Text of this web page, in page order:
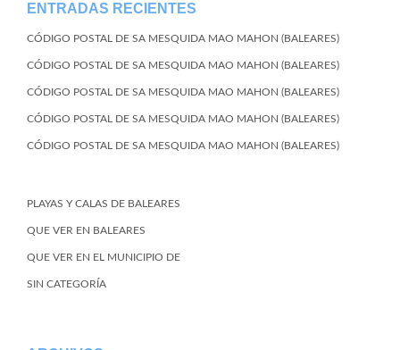
ENTRADAS RECIENTES
CÓDIGO POSTAL DE SA MESQUIDA MAO MAHON (BALEARES)
CÓDIGO POSTAL DE SA MESQUIDA MAO MAHON (BALEARES)
CÓDIGO POSTAL DE SA MESQUIDA MAO MAHON (BALEARES)
CÓDIGO POSTAL DE SA MESQUIDA MAO MAHON (BALEARES)
CÓDIGO POSTAL DE SA MESQUIDA MAO MAHON (BALEARES)
PLAYAS Y CALAS DE BALEARES
QUE VER EN BALEARES
QUE VER EN EL MUNICIPIO DE
SIN CATEGORÍA